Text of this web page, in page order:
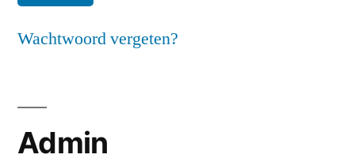
Wachtwoord vergeten?
Admin